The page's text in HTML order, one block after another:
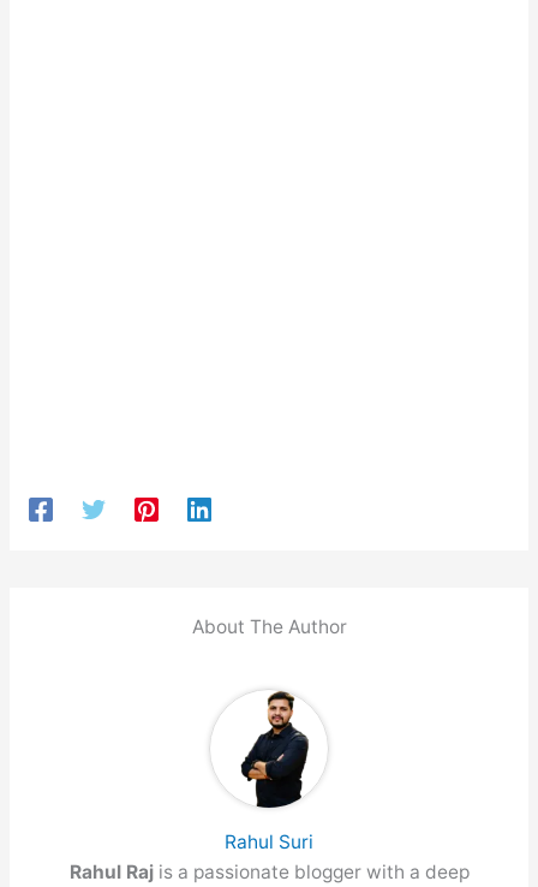
About The Author
Rahul Suri
Rahul Raj is a passionate blogger with a deep